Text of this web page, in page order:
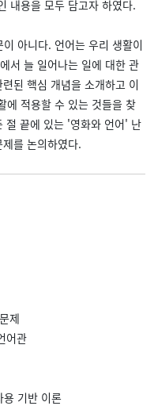
내용을 모두 담고자 하였다.
아니다. 언어는 우리 생활이
서 늘 일어나는 일에 대한 관
된 핵심 개념을 소개하고 이
에 적용할 수 있는 것들을 찾
절 끝에 있는 '영화와 언어' 난
를 논의하였다.
제
어관
용 기반 이론